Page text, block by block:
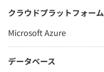
クラウドプラットフォーム
Microsoft Azure
データベース